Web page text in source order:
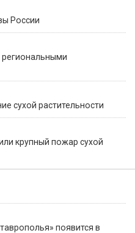
России
сухой растительности
крупный пожар сухой
появится в